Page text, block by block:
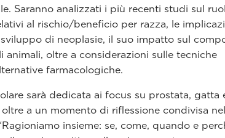
Saranno analizzati i più recenti studi sul
al rischio/beneficio per razza, le
di neoplasie, il suo impatto sul
animali, oltre a considerazioni sulle tecniche
farmacologiche.
sarà dedicata ai focus su prostata, gatta
a un momento di riflessione condivisa
insieme: se, come, quando e